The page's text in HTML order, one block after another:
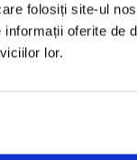
folosiți site-ul
informații oferite de
lor.
DOINA
RĂSAI!,